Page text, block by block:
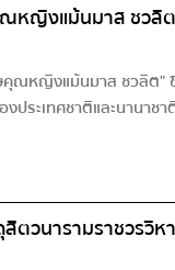
หญิงแม้นมาส ชวลิ
ญิงแม้นมาส ชวลิต"
ระเทศชาติและนาน
ตวนารามราชวรวิห